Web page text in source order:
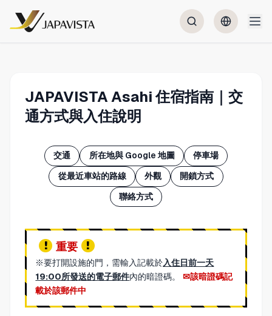
JAPAVISTA Asahi 住宿指南｜交
通方式與入住說明
交通 所在地與 Google 地圖 停車場
從最近車站的路線 外觀 開鎖方式
聯絡方式
重要
※要打開設施的門，需輸入記載於入住日前一天
19:00所發送的電子郵件內的暗證碼。
該暗證碼記
載於該郵件中